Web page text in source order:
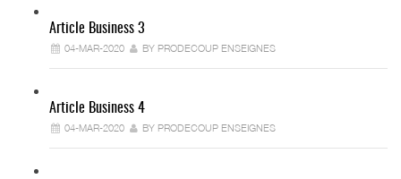
Article Business 3
04-MAR-2020 BY PRODECOUP ENSEIGNES
Article Business 4
04-MAR-2020 BY PRODECOUP ENSEIGNES